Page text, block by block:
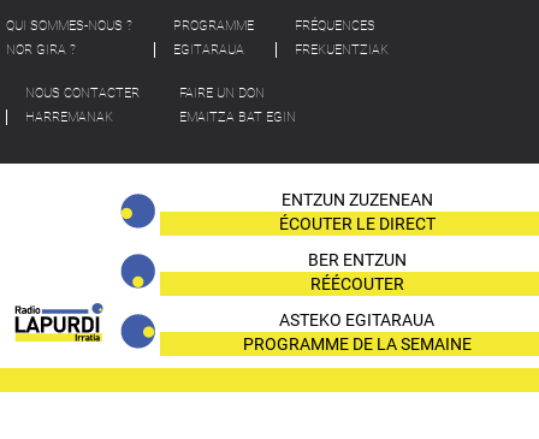
QUI SOMMES-NOUS ?
NOR GIRA ?
PROGRAMME
EGITARAUA
FRÉQUENCES
FREKUENTZIAK
NOUS CONTACTER
HARREMANAK
FAIRE UN DON
EMAITZA BAT EGIN
ENTZUN ZUZENEAN
ÉCOUTER LE DIRECT
BER ENTZUN
RÉÉCOUTER
ASTEKO EGITARAUA
PROGRAMME DE LA SEMAINE